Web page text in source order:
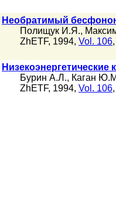
Необратимый
Полищук И.Я.,
ZhETF, 1994, Vol. 106,
Бурин А.Л., Каган
ZhETF, 1994, Vol. 106,